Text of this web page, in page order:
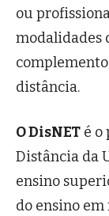
ou
modalidades
distância.
O DisNET é o
Distância da
ensino
do ensino